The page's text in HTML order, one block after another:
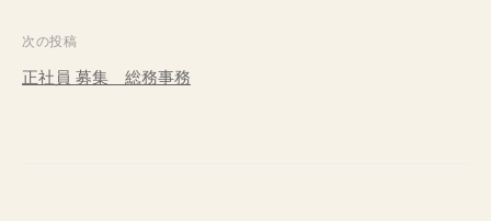
ビ
ゲ
次の投稿
正社員 募集 総務事務